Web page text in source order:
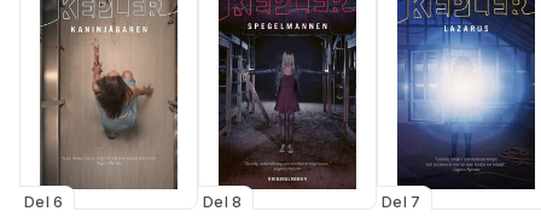
Del 6 Del 8 Del 7